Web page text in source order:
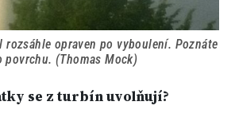
opraven po vyboulení. Poznáte
(Thomas Mock)
se z turbín uvolňují?